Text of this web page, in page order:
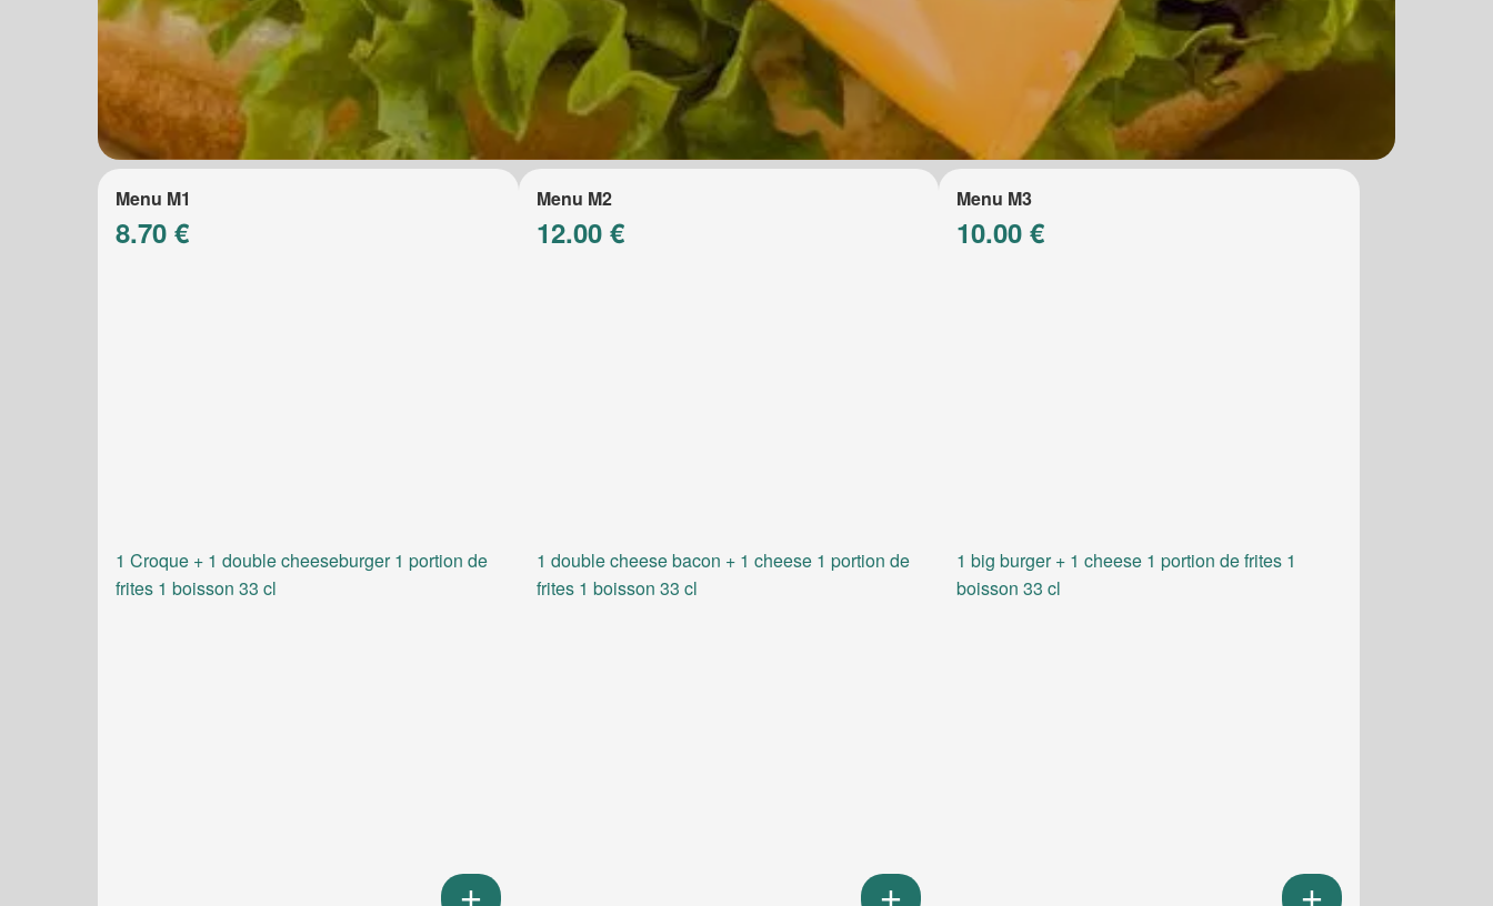
Menu M1
8.70 €
1 Croque + 1 double cheeseburger 1 portion de
frites 1 boisson 33 cl
Menu M2
12.00 €
1 double cheese bacon + 1 cheese 1 portion de
frites 1 boisson 33 cl
Menu M3
10.00 €
1 big burger + 1 cheese 1 portion de frites 1
boisson 33 cl